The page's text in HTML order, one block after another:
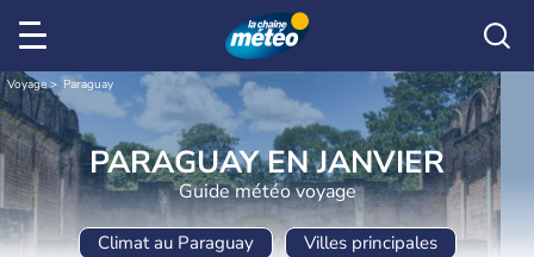
Voyage Paraguay
PARAGUAY EN JANVIER
Guide météo voyage
Climat au Paraguay Villes principales